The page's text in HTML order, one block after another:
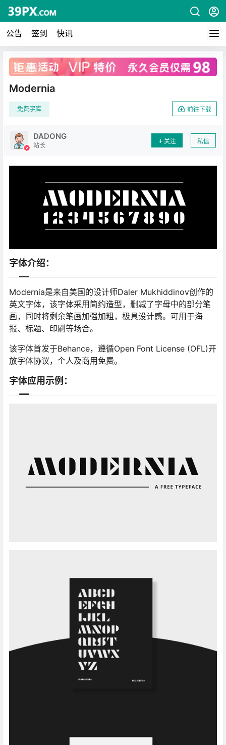
公告 签到 快讯
广告
Modernia
免费字库 前往下载
DADONG
站长
关注 私信
字体介绍：
Modernia是来自美国的设计师Daler Mukhiddinov创作的
英文字体，该字体采用简约造型，删减了字母中的部分笔
画，同时将剩余笔画加强加粗，极具设计感。可用于海
报、标题、印刷等场合。
该字体首发于Behance，遵循Open Font License (OFL)开
放字体协议，个人及商用免费。
字体应用示例：